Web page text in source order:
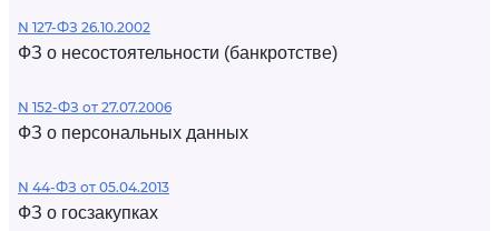
N 127-ФЗ 26.10.2002
ФЗ о несостоятельности (банкротстве)
N 152-ФЗ от 27.07.2006
ФЗ о персональных данных
N 44-ФЗ от 05.04.2013
ФЗ о госзакупках